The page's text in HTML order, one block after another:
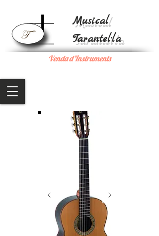
Musical
Tarantel·la
Venda d'Instruments